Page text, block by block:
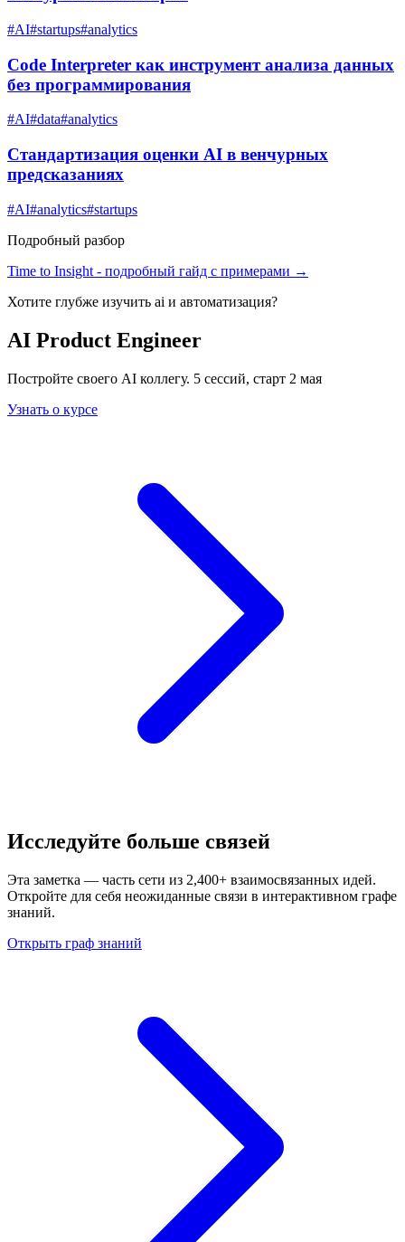
#AI#startups#analytics
Code Interpreter как инструмент анализа данных
без программирования
#AI#data#analytics
Стандартизация оценки AI в венчурных
предсказаниях
#AI#analytics#startups
Подробный разбор
Time to Insight - подробный гайд с примерами →
Хотите глубже изучить ai и автоматизация?
AI Product Engineer
Постройте своего AI коллегу. 5 сессий, старт 2 мая
Узнать о курсе
Исследуйте больше связей
Эта заметка — часть сети из 2,400+ взаимосвязанных идей.
Откройте для себя неожиданные связи в интерактивном графе
знаний.
Открыть граф знаний